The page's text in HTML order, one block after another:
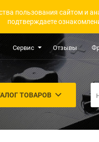
пользования сайтом и
подтверждаете
Сервис Отзывы
ТОВАРОВ